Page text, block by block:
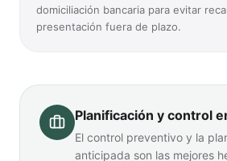
domiciliación bancaria para evitar
presentación fuera de plazo.
Planificación y control
El control preventivo y la
anticipada son las mejores